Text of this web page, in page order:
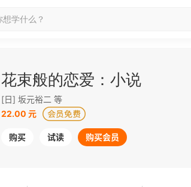
花束般的恋爱：小说
[日] 坂元裕二 等
22.00 元
购买 试读 购买会员